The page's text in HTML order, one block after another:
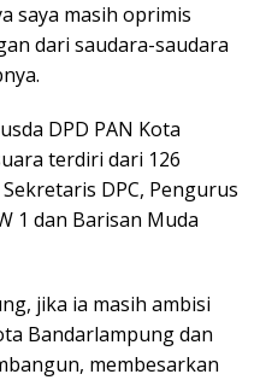
saya masih oprimis
dari saudara-saudara
DPD PAN Kota
terdiri dari 126
DPC, Pengurus
1 dan Barisan Muda
jika ia masih ambisi
Bandarlampung dan
membesarkan